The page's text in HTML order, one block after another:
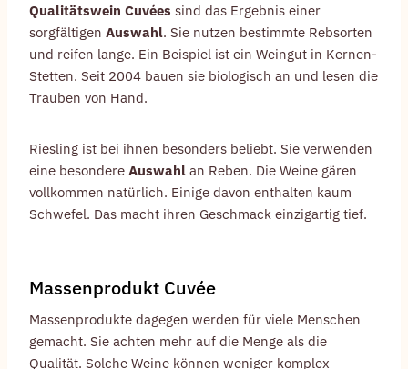
Qualitätswein Cuvées sind das Ergebnis einer
sorgfältigen Auswahl. Sie nutzen bestimmte Rebsorten
und reifen lange. Ein Beispiel ist ein Weingut in Kernen-
Stetten. Seit 2004 bauen sie biologisch an und lesen die
Trauben von Hand.
Riesling ist bei ihnen besonders beliebt. Sie verwenden
eine besondere Auswahl an Reben. Die Weine gären
vollkommen natürlich. Einige davon enthalten kaum
Schwefel. Das macht ihren Geschmack einzigartig tief.
Massenprodukt Cuvée
Massenprodukte dagegen werden für viele Menschen
gemacht. Sie achten mehr auf die Menge als die
Qualität. Solche Weine können weniger komplex